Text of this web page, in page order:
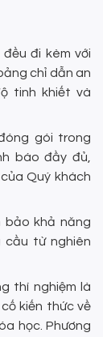
đi kèm với
chỉ dẫn an
tinh khiết và
gói trong
báo đầy đủ,
Quý khách
khả năng
cầu từ nghiên
thí nghiệm là
kiến thức về
học. Phương